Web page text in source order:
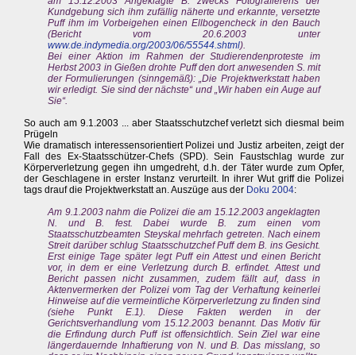
Kundgebung sich ihm zufällig näherte und erkannte, versetzte
Puff ihm im Vorbeigehen einen Ellbogencheck in den Bauch
(Bericht vom 20.6.2003 unter
www.de.indymedia.org/2003/06/55544.shtml).
Bei einer Aktion im Rahmen der Studierendenproteste im
Herbst 2003 in Gießen drohte Puff den dort anwesenden S. mit
der Formulierungen (sinngemäß): „Die Projektwerkstatt haben
wir erledigt. Sie sind der nächste“ und „Wir haben ein Auge auf
Sie“.
So auch am 9.1.2003 ... aber Staatsschutzchef verletzt sich diesmal beim
Prügeln
Wie dramatisch interessensorientiert Polizei und Justiz arbeiten, zeigt der
Fall des Ex-Staatsschützer-Chefs (SPD). Sein Faustschlag wurde zur
Körperverletzung gegen ihn umgedreht, d.h. der Täter wurde zum Opfer,
der Geschlagene in erster Instanz verurteilt. In ihrer Wut griff die Polizei
tags drauf die Projektwerkstatt an. Auszüge aus der Doku 2004:
Am 9.1.2003 nahm die Polizei die am 15.12.2003 angeklagten
N. und B. fest. Dabei wurde B. zum einen vom
Staatsschutzbeamten Steyskal mehrfach getreten. Nach einem
Streit darüber schlug Staatsschutzchef Puff dem B. ins Gesicht.
Erst einige Tage später legt Puff ein Attest und einen Bericht
vor, in dem er eine Verletzung durch B. erfindet. Attest und
Bericht passen nicht zusammen, zudem fällt auf, dass in
Aktenvermerken der Polizei vom Tag der Verhaftung keinerlei
Hinweise auf die vermeintliche Körperverletzung zu finden sind
(siehe Punkt E.1). Diese Fakten werden in der
Gerichtsverhandlung vom 15.12.2003 benannt. Das Motiv für
die Erfindung durch Puff ist offensichtlich. Sein Ziel war eine
längerdauernde Inhaftierung von N. und B. Das misslang, so